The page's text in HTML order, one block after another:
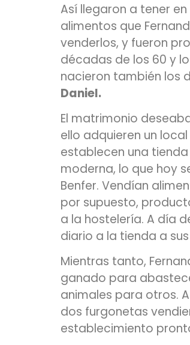
Así llegaron a tener
alimentos que
venderlos, y fueron
décadas de los 60 y
nacieron también los
Daniel.
El matrimonio
ello adquieren un
establecen una
moderna, lo que hoy
Benfer. Vendían
por supuesto,
a la hostelería. A día
diario a la tienda a
Mientras tanto,
ganado para
animales para otros.
dos furgonetas
establecimiento